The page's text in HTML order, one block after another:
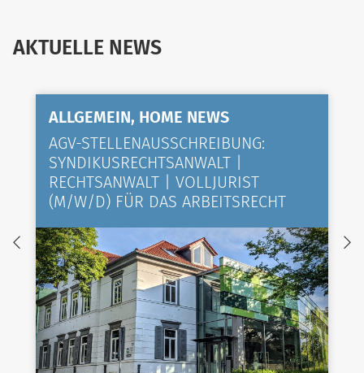
AKTUELLE NEWS
ALLGEMEIN, HOME NEWS
AGV-STELLENAUSSCHREIBUNG:
SYNDIKUSRECHTSANWALT |
RECHTSANWALT | VOLLJURIST
(M/W/D) FÜR DAS ARBEITSRECHT